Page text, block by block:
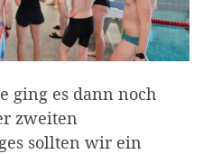
ging es dann noch
zweiten
sollten wir ein